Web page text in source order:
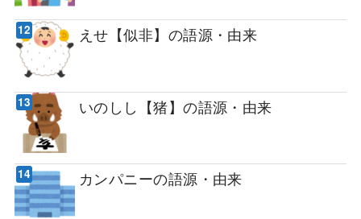
えせ【似非】の語源・由来
いのしし【猪】の語源・由来
カンパニーの語源・由来